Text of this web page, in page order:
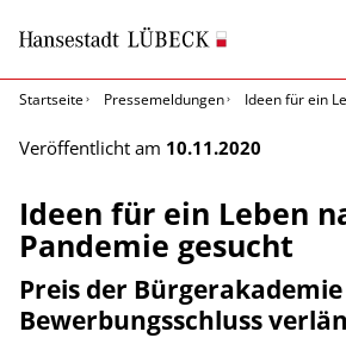
Startseite
Pressemeldungen Ideen für ein
Veröffentlicht am 10.11.2020
Ideen für ein Leben
Pandemie gesucht
Preis der Bürgerakademie
Bewerbungsschluss